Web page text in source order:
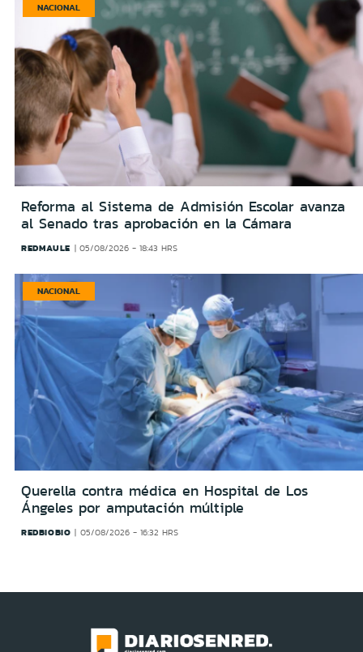
NACIONAL
Reforma al Sistema de Admisión Escolar avanza
al Senado tras aprobación en la Cámara
REDMAULE 05/08/2026 - 18:43 HRS
NACIONAL
Querella contra médica en Hospital de Los
Ángeles por amputación múltiple
REDBIOBIO 05/08/2026 - 16:32 HRS